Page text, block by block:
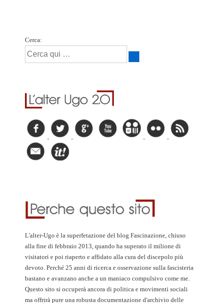
Cerca:
L'alter-Ugo è la superfetazione del blog Fascinazione, chiuso
alla fine di febbraio 2013, quando ha superato il milione di
visitatori e poi riaperto e affidato alla cura del discepolo più
devoto. Perché 25 anni di ricerca e osservazione sulla fascisteria
bastano e avanzano anche a un maniaco compulsivo come me.
Questo sito si occuperà ancora di politica e movimenti sociali
ma offrirà pure una robusta documentazione d'archivio delle